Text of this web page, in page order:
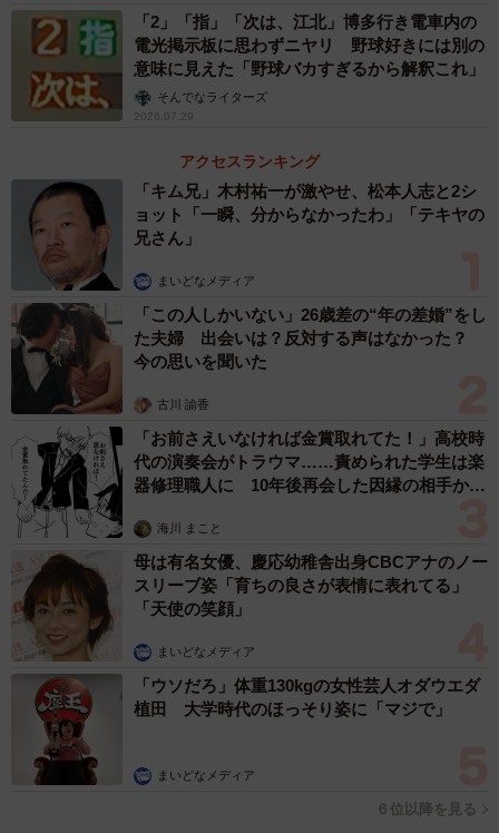
厳冬期の厳しい環境の中施工を進行（ジャトー提供）
ジャトーは1946年、松下電器（現パナソニック）のモータ
響、宝塚ホテルの音響・照明、大阪城ホールやフェスティ
バルホールの音響などを手掛けてきた。
エスコンフィールドの音響設備を担当した川本晃執行役員
は「会社としても史上最大級のビックプロジェクトだっ
た」と振り返り、「大型ビジョンに写し出されるダイナミ
ックな映像と場内各所に配置されたスピーカーから拡声さ
れる迫力ある音響で、今までにない観戦体験を楽しんでほ
しい」としている。
「2」「指」「次は、江北」博多行き電車内の
電光掲示板に思わずニヤリ 野球好きには別の
意味に見えた「野球バカすぎるから解釈これ」
そんでなライターズ
2026.07.29
アクセスランキング
「キム兄」木村祐一が激やせ、松本人志と2シ
ョット「一瞬、分からなかったわ」「テキヤの
兄さん」
まいどなメディア
「この人しかいない」26歳差の“年の差婚”をし
た夫婦 出会いは？反対する声はなかった？
今の思いを聞いた
古川 諭香
「お前さえいなければ金賞取れてた！」高校時
代の演奏会がトラウマ……責められた学生は楽
器修理職人に 10年後再会した因縁の相手から
海川 まこと
母は有名女優、慶応幼稚舎出身CBCアナのノー
スリーブ姿「育ちの良さが表情に表れてる」
「天使の笑顔」
まいどなメディア
「ウソだろ」体重130kgの女性芸人オダウエダ
植田 大学時代のほっそり姿に「マジで」
まいどなメディア
６位以降を見る